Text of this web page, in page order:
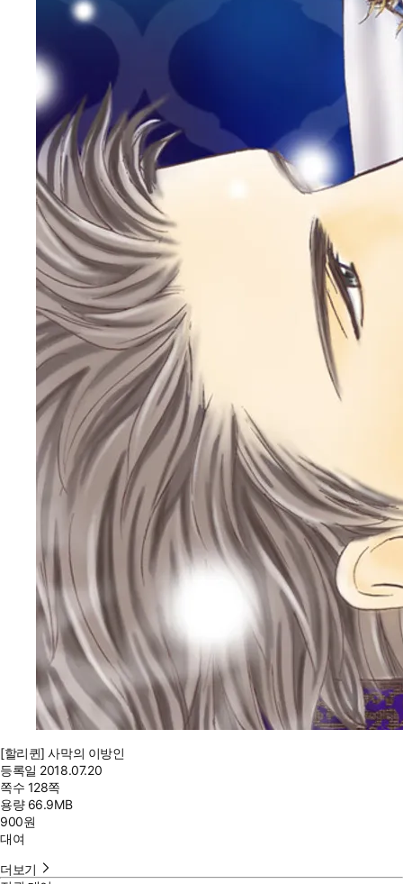
[할리퀸] 사막의 이방인
등록일 2018.07.20
쪽수 128쪽
용량 66.9MB
900원
대여
더보기